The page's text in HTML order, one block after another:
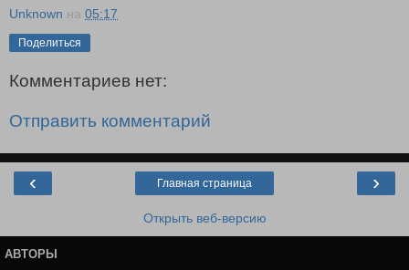
Unknown на 05:17
Поделиться
Комментариев нет:
Отправить комментарий
‹ ›
Главная страница
Открыть веб-версию
АВТОРЫ